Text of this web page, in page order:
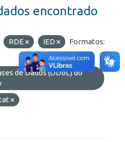
encontrado
RDE IED
Formatos:
de Dados (ODbL) do